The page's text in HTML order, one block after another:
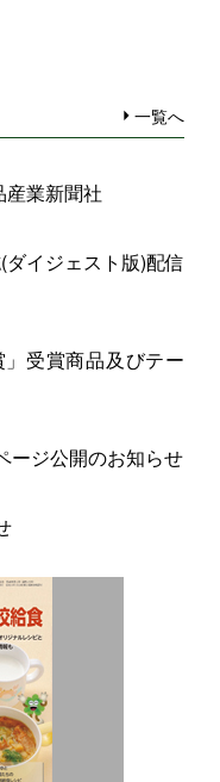
一覧へ
産業新聞社
イジェスト版)配信
」受賞商品及びテー
ージ公開のお知らせ